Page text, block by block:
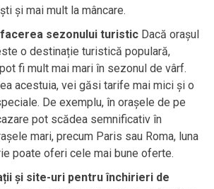
și mai mult la mâncare.
sezonului turisticDacă orașul
o destinație turistică populară,
fi mult mai mari în sezonul de vârf.
acestuia, vei găsi tarife mai mici și o
De exemplu, în orașele de pe
pot scădea semnificativ în
mari, precum Paris sau Roma, luna
poate oferi cele mai bune oferte.
și site-uri pentru închirieri de